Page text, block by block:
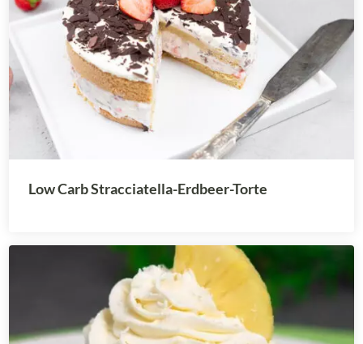
Low Carb Stracciatella-Erdbeer-Torte